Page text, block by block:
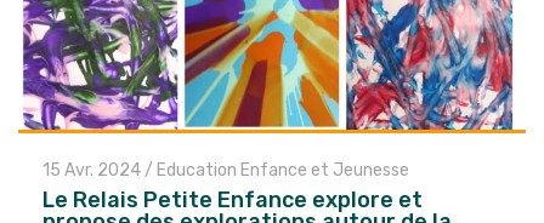
15 Avr. 2024 / Education Enfance et Jeunesse
Le Relais Petite Enfance explore et